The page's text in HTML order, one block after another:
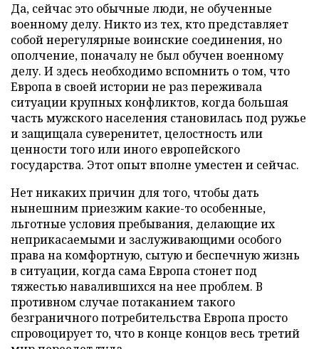
Да, сейчас это обычные люди, не обученные
военному делу. Никто из тех, кто представляет
собой нерегулярные воинские соединения, но
ополчение, поначалу не был обучен военному
делу. И здесь необходимо вспомнить о том, что
Европа в своей истории не раз переживала
ситуации крупных конфликтов, когда большая
часть мужского населения становилась под ружье
и защищала суверенитет, целостность или
ценности того или иного европейского
государства. Этот опыт вполне уместен и сейчас.
Нет никаких причин для того, чтобы дать
нынешним приезжим какие-то особенные,
льготные условия пребывания, делающие их
неприкасаемыми и заслуживающими особого
права на комфортную, сытую и беспечную жизнь
в ситуации, когда сама Европа стонет под
тяжестью навалившихся на нее проблем. В
противном случае потаканием такого
безграничного потребительства Европа просто
спровоцирует то, что в конце концов весь третий